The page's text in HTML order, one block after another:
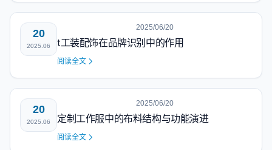
20
2025.06
2025/06/20
t工装配饰在品牌识别中的作用
阅读全文
20
2025.06
2025/06/20
定制工作服中的布料结构与功能演进
阅读全文